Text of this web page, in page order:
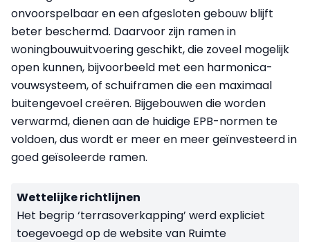
onvoorspelbaar en een afgesloten gebouw blijft
beter beschermd. Daarvoor zijn ramen in
woningbouwuitvoering geschikt, die zoveel mogelijk
open kunnen, bijvoorbeeld met een harmonica-
vouwsysteem, of schuiframen die een maximaal
buitengevoel creëren. Bijgebouwen die worden
verwarmd, dienen aan de huidige EPB-normen te
voldoen, dus wordt er meer en meer geïnvesteerd in
goed geïsoleerde ramen.
Wettelijke richtlijnen
Het begrip ‘terrasoverkapping’ werd expliciet
toegevoegd op de website van Ruimte